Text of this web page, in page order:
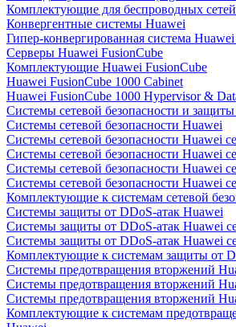
Комплектующие для беспроводных
Конвергентные системы Huawei
Гипер-конвергированная система
Серверы Huawei FusionCube
Комплектующие Huawei FusionCube
Huawei FusionCube 1000 Cabinet
Huawei FusionCube 1000 Hypervisor &
Системы сетевой безопасности и
Системы сетевой безопасности Huawei
Системы сетевой безопасности Huawei
Системы сетевой безопасности Huawei
Системы сетевой безопасности Huawei
Системы сетевой безопасности Huawei
Комплектующие к системам сетевой
Системы защиты от DDoS-атак Huawei
Системы защиты от DDoS-атак Huawei
Системы защиты от DDoS-атак Huawei
Комплектующие к системам защиты от
Системы предотвращения вторжений
Системы предотвращения вторжений
Системы предотвращения вторжений
Комплектующие к системам